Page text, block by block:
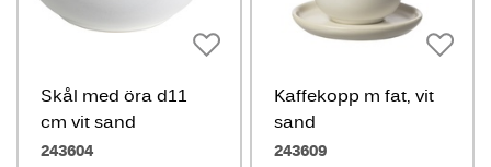
Skål med öra d11
cm vit sand
243604
Kaffekopp m fat, vit
sand
243609